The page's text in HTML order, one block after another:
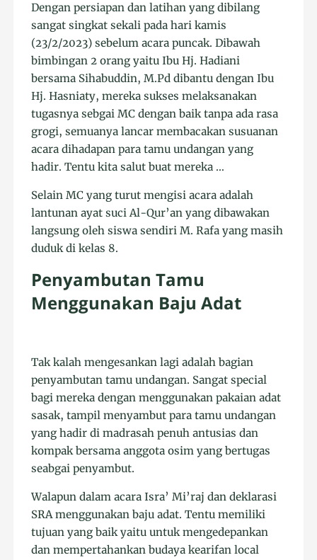
Dengan persiapan dan latihan yang dibilang
sangat singkat sekali pada hari kamis
(23/2/2023) sebelum acara puncak. Dibawah
bimbingan 2 orang yaitu Ibu Hj. Hadiani
bersama Sihabuddin, M.Pd dibantu dengan Ibu
Hj. Hasniaty, mereka sukses melaksanakan
tugasnya sebgai MC dengan baik tanpa ada rasa
grogi, semuanya lancar membacakan susuanan
acara dihadapan para tamu undangan yang
hadir. Tentu kita salut buat mereka …
Selain MC yang turut mengisi acara adalah
lantunan ayat suci Al-Qur’an yang dibawakan
langsung oleh siswa sendiri M. Rafa yang masih
duduk di kelas 8.
Penyambutan Tamu
Menggunakan Baju Adat
Tak kalah mengesankan lagi adalah bagian
penyambutan tamu undangan. Sangat special
bagi mereka dengan menggunakan pakaian adat
sasak, tampil menyambut para tamu undangan
yang hadir di madrasah penuh antusias dan
kompak bersama anggota osim yang bertugas
seabgai penyambut.
Walapun dalam acara Isra’ Mi’raj dan deklarasi
SRA menggunakan baju adat. Tentu memiliki
tujuan yang baik yaitu untuk mengedepankan
dan mempertahankan budaya kearifan local